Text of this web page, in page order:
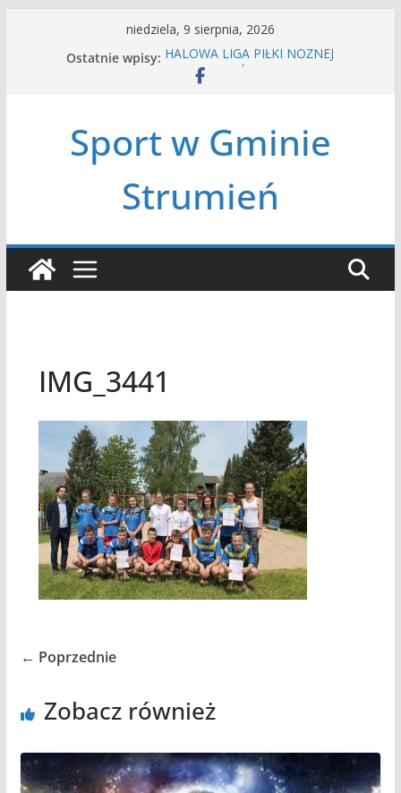
niedziela, 9 sierpnia, 2026
Ostatnie wpisy: HALOWA LIGA PIŁKI NOŻNEJ
LATO W MIEŚCIE’2026
Czwórbój lekkoatletyczny
Sport w Gminie
Strumień
IMG_3441
← Poprzednie
Zobacz również